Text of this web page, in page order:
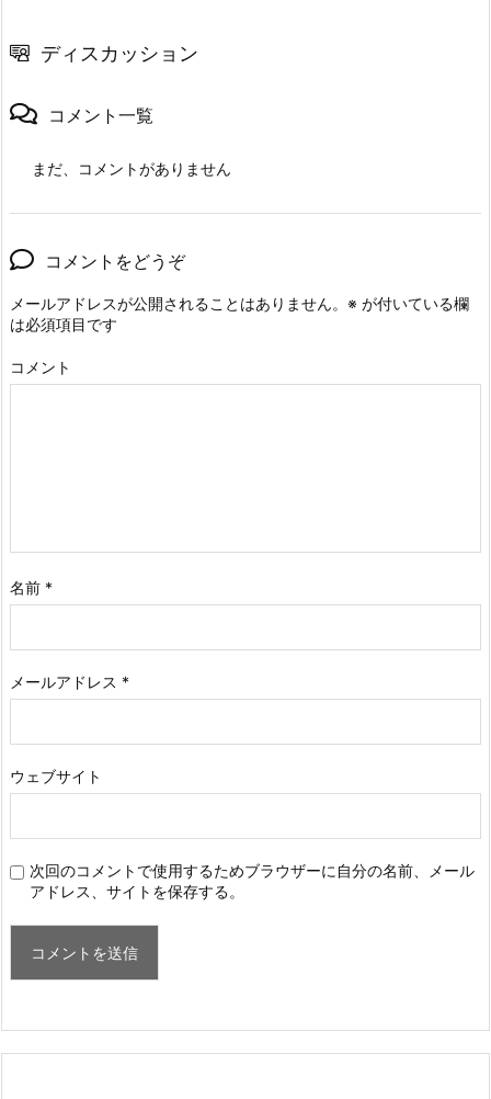
ディスカッション
コメント一覧
まだ、コメントがありません
コメントをどうぞ
メールアドレスが公開されることはありません。 ※ が付いている欄
は必須項目です
コメント
名前 *
メールアドレス *
ウェブサイト
次回のコメントで使用するためブラウザーに自分の名前、メール
アドレス、サイトを保存する。